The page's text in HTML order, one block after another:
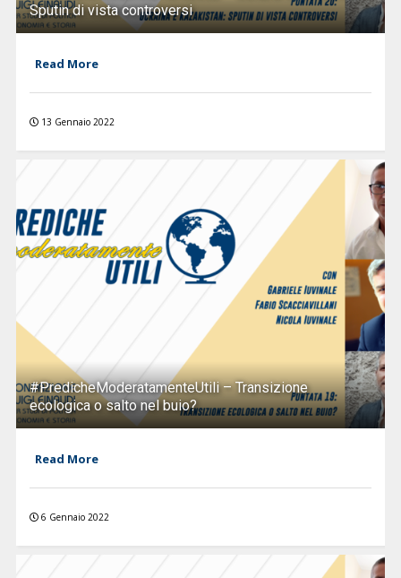
Sputin di vista controversi
Read More
13 Gennaio 2022
#PredicheModeratamenteUtili – Transizione
ecologica o salto nel buio?
Read More
6 Gennaio 2022